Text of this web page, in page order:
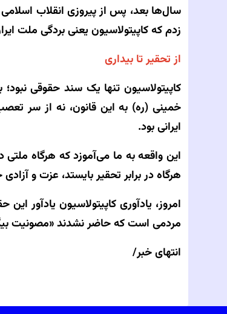
زدم که کاپیتولاسیون یعنی بردگی ملت
از تحقیر تا بیداری
کاپیتولاسیون تنها یک سند حقوقی
خمینی (ره) به این قانون، نه از سر
ایرانی بود.
این واقعه به ما می‌آموزد که هرگاه
هرگاه در برابر تحقیر بایستد، عزت و آزادی
امروز، یادآوری کاپیتولاسیون یادآور
مردمی است که حاضر نشدند «مصونیت
انتهای خبر/